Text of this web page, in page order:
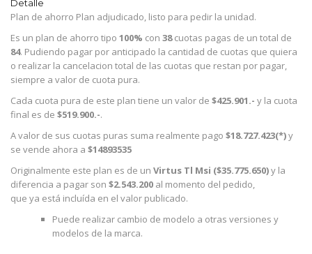
Detalle
Plan de ahorro Plan adjudicado, listo para pedir la unidad.
Es un plan de ahorro tipo 100% con 38cuotas pagas de un total de
84. Pudiendo pagar por anticipado la cantidad de cuotas que quiera
o realizar la cancelacion total de las cuotas que restan por pagar,
siempre a valor de cuota pura.
Cada cuota pura de este plan tiene un valor de $425.901.- y la cuota
final es de $519.900.-.
A valor de sus cuotas puras suma realmente pago $18.727.423(*)y
se vende ahora a $14893535
Originalmente este plan es de un Virtus Tl Msi ($35.775.650)y la
diferencia a pagar son $2.543.200 al momento del pedido,
que ya está incluída en el valor publicado.
Puede realizar cambio de modelo a otras versiones y
modelos de la marca.